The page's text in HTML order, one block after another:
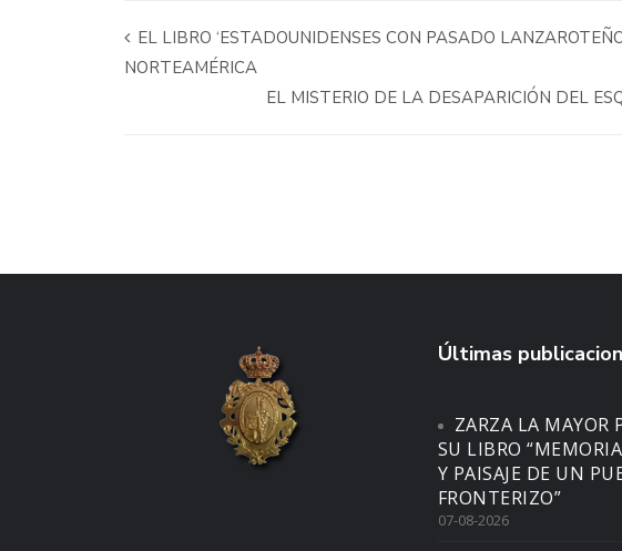
EL LIBRO ‘ESTADOUNIDENSES CON PASADO
NORTEAMÉRICA
EL MISTERIO DE LA DESAPARICIÓN DEL
Últimas
ZARZA LA MAYOR
SU LIBRO
Y PAISAJE DE UN
FRONTERIZO”
07-08-2026